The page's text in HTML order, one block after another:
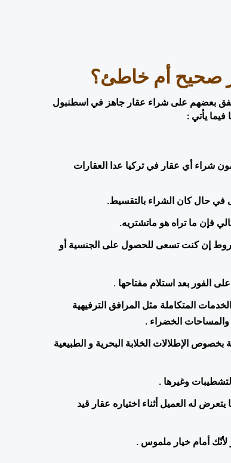
صحيح أم خاطئ؟
فيما يأتي :
في حال كان الشراء بالتقسيط.
فإن ما تراه هو ماتشتريه.
الفور بعد استلام مفتاحها .
والمساحات الخضراء .
وغيرها .
لأنّك أمام خيار ملموس .